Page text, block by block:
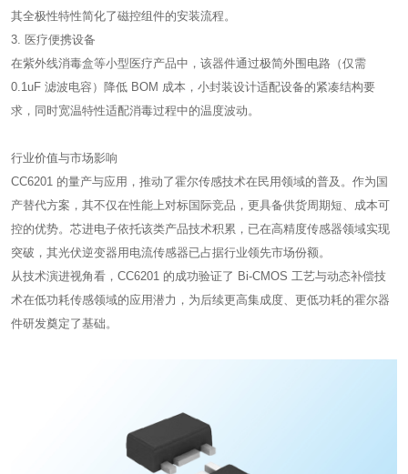
其全极性特性简化了磁控组件的安装流程。
3. 医疗便携设备
在紫外线消毒盒等小型医疗产品中，该器件通过极简外围电路（仅需
0.1uF 滤波电容）降低 BOM 成本，小封装设计适配设备的紧凑结构要
求，同时宽温特性适配消毒过程中的温度波动。
行业价值与市场影响
CC6201 的量产与应用，推动了霍尔传感技术在民用领域的普及。作为国
产替代方案，其不仅在性能上对标国际竞品，更具备供货周期短、成本可
控的优势。芯进电子依托该类产品技术积累，已在高精度传感器领域实现
突破，其光伏逆变器用电流传感器已占据行业领先市场份额。
从技术演进视角看，CC6201 的成功验证了 Bi-CMOS 工艺与动态补偿技
术在低功耗传感领域的应用潜力，为后续更高集成度、更低功耗的霍尔器
件研发奠定了基础。